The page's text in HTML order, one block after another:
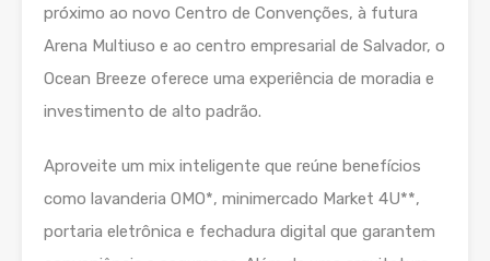
próximo ao novo Centro de Convenções, à futura
Arena Multiuso e ao centro empresarial de Salvador, o
Ocean Breeze oferece uma experiência de moradia e
investimento de alto padrão.
Aproveite um mix inteligente que reúne benefícios
como lavanderia OMO*, minimercado Market 4U**,
portaria eletrônica e fechadura digital que garantem